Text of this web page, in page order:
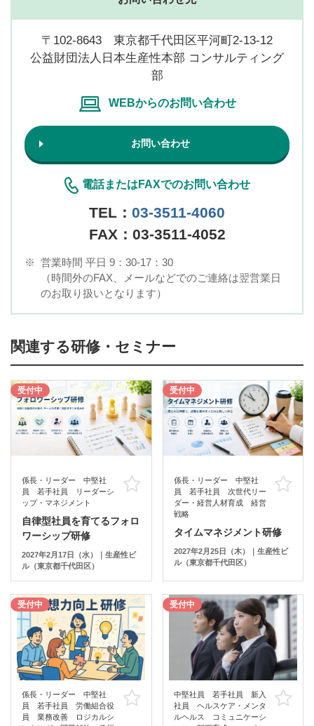
〒102-8643 東京都千代田区平河町2-13-12
公益財団法人日本生産性本部 コンサルティング
部
WEBからのお問い合わせ
お問い合わせ
電話またはFAXでのお問い合わせ
TEL： 03-3511-4060
FAX：03-3511-4052
※ 営業時間 平日 9：30-17：30
（時間外のFAX、メールなどでのご連絡は翌営業日
のお取り扱いとなります）
関連する研修・セミナー
受付中
係長・リーダー 中堅社
員 若手社員 リーダーシ
ップ・マネジメント
お気に入り
自律型社員を育てるフォロ
ワーシップ研修
2027年2月17日（水）｜生産性ビ
ル（東京都千代田区）
受付中
係長・リーダー 中堅社
員 若手社員 次世代リー
ダー・経営人材育成 経営
戦略
タイムマネジメント研修
2027年2月25日（木）｜生産性ビ
ル（東京都千代田区）
受付中
係長・リーダー 中堅社
員 若手社員 労働組合役
員 業務改善 ロジカルシ
お気に入り
受付中
中堅社員 若手社員 新入
社員 ヘルスケア・メンタ
ルヘルス コミュニケーシ